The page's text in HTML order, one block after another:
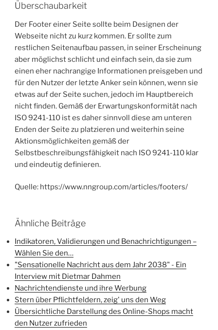
Überschaubarkeit
Der Footer einer Seite sollte beim Designen der
Webseite nicht zu kurz kommen. Er sollte zum
restlichen Seitenaufbau passen, in seiner Erscheinung
aber möglichst schlicht und einfach sein, da sie zum
einen eher nachrangige Informationen preisgeben und
für den Nutzer der letzte Anker sein können, wenn sie
etwas auf der Seite suchen, jedoch im Hauptbereich
nicht finden. Gemäß der Erwartungskonformität nach
ISO 9241-110 ist es daher sinnvoll diese am unteren
Enden der Seite zu platzieren und weiterhin seine
Aktionsmöglichkeiten gemäß der
Selbstbeschreibungsfähigkeit nach ISO 9241-110 klar
und eindeutig definieren.
Quelle: https://www.nngroup.com/articles/footers/
Ähnliche Beiträge
Indikatoren, Validierungen und Benachrichtigungen –
Wählen Sie den…
"Sensationelle Nachricht aus dem Jahr 2038" - Ein
Interview mit Dietmar Dahmen
Nachrichtendienste und ihre Werbung
Stern über Pflichtfeldern, zeig' uns den Weg
Übersichtliche Darstellung des Online-Shops macht
den Nutzer zufrieden